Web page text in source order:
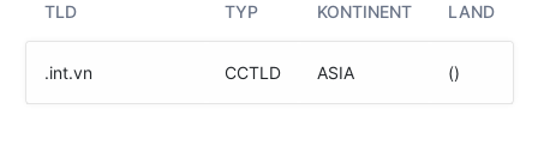
Test
(IPv4
TLD TYP KONTINENT LAND
.int.vn CCTLD ASIA ()